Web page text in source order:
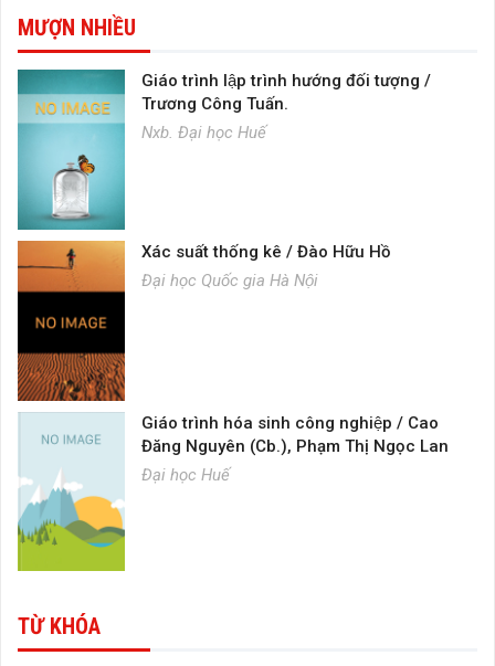
MƯỢN NHIỀU
Giáo trình lập trình hướng đối tượng /
Trương Công Tuấn.
Nxb. Đại học Huế
Xác suất thống kê / Đào Hữu Hồ
Đại học Quốc gia Hà Nội
Giáo trình hóa sinh công nghiệp / Cao
Đăng Nguyên (Cb.), Phạm Thị Ngọc Lan
Đại học Huế
TỪ KHÓA